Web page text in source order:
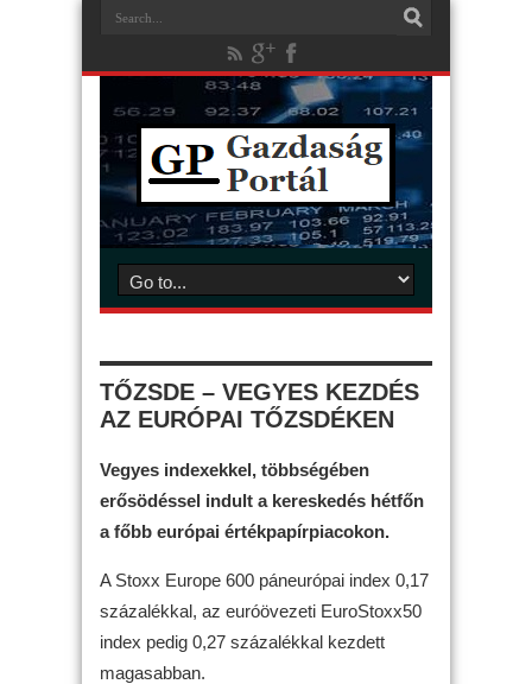
TŐZSDE – VEGYES KEZDÉS
AZ EURÓPAI TŐZSDÉKEN
Vegyes indexekkel, többségében
erősödéssel indult a kereskedés hétfőn
a főbb európai értékpapírpiacokon.
A Stoxx Europe 600 páneurópai index 0,17
százalékkal, az euróövezeti EuroStoxx50
index pedig 0,27 százalékkal kezdett
magasabban.